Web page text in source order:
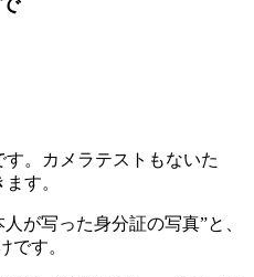
。カメラテストもないた
す。
が写った身分証の写真”と、
です。